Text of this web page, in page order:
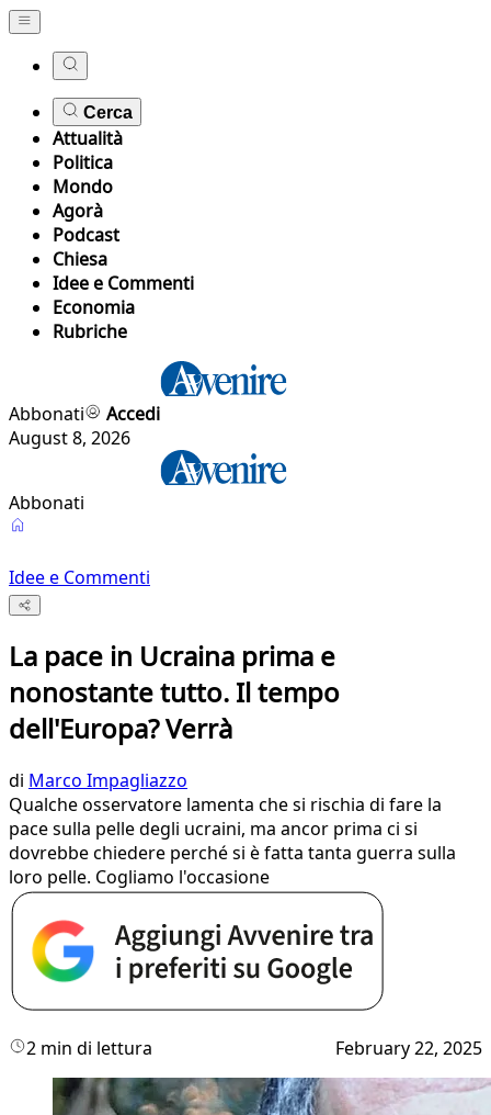
Cerca
Attualità
Politica
Mondo
Agorà
Podcast
Chiesa
Idee e Commenti
Economia
Rubriche
Abbonati
Accedi
August 8, 2026
Abbonati
Idee e Commenti
La pace in Ucraina prima e
nonostante tutto. Il tempo
dell'Europa? Verrà
di Marco Impagliazzo
Qualche osservatore lamenta che si rischia di fare la
pace sulla pelle degli ucraini, ma ancor prima ci si
dovrebbe chiedere perché si è fatta tanta guerra sulla
loro pelle. Cogliamo l'occasione
2 min di lettura February 22, 2025